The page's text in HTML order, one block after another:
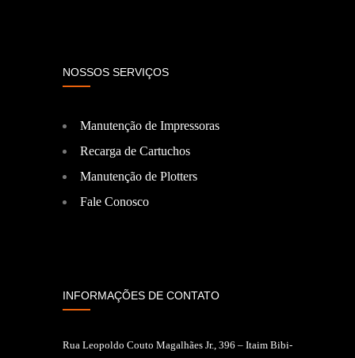
NOSSOS SERVIÇOS
Manutenção de Impressoras
Recarga de Cartuchos
Manutenção de Plotters
Fale Conosco
INFORMAÇÕES DE CONTATO
Rua Leopoldo Couto Magalhães Jr., 396 – Itaim Bibi-